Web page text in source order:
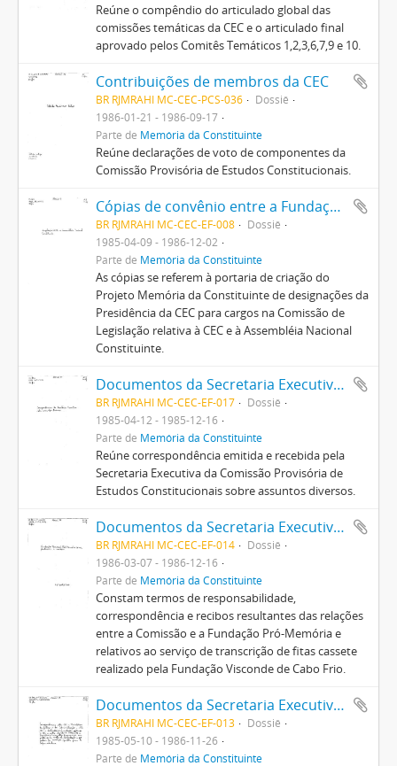
Reúne o compêndio do articulado global das
comissões temáticas da CEC e o articulado final
aprovado pelos Comitês Temáticos 1,2,3,6,7,9 e 10.
Contribuições de membros da CEC
BR RJMRAHI MC-CEC-PCS-036
Dossiê
1986-01-21 - 1986-09-17
Parte de Memória da Constituinte
Reúne declarações de voto de componentes da
Comissão Provisória de Estudos Constitucionais.
Cópias de convênio entre a Fundação Pró-Memória e a Comissão Provisória de Estudos Constitucionais
BR RJMRAHI MC-CEC-EF-008
Dossiê
1985-04-09 - 1986-12-02
Parte de Memória da Constituinte
As cópias se referem à portaria de criação do
Projeto Memória da Constituinte de designações da
Presidência da CEC para cargos na Comissão de
Legislação relativa à CEC e à Assembléia Nacional
Constituinte.
Documentos da Secretaria Executiva da Comissão Provisória de Estudos Constitucionais
BR RJMRAHI MC-CEC-EF-017
Dossiê
1985-04-12 - 1985-12-16
Parte de Memória da Constituinte
Reúne correspondência emitida e recebida pela
Secretaria Executiva da Comissão Provisória de
Estudos Constitucionais sobre assuntos diversos.
Documentos da Secretaria Executiva da Comissão Provisória de Estudos Constitucionais
BR RJMRAHI MC-CEC-EF-014
Dossiê
1986-03-07 - 1986-12-16
Parte de Memória da Constituinte
Constam termos de responsabilidade,
correspondência e recibos resultantes das relações
entre a Comissão e a Fundação Pró-Memória e
relativos ao serviço de transcrição de fitas cassete
realizado pela Fundação Visconde de Cabo Frio.
Documentos da Secretaria Executiva da Comissão Provisória de Estudos Constitucionais
BR RJMRAHI MC-CEC-EF-013
Dossiê
1985-05-10 - 1986-11-26
Parte de Memória da Constituinte